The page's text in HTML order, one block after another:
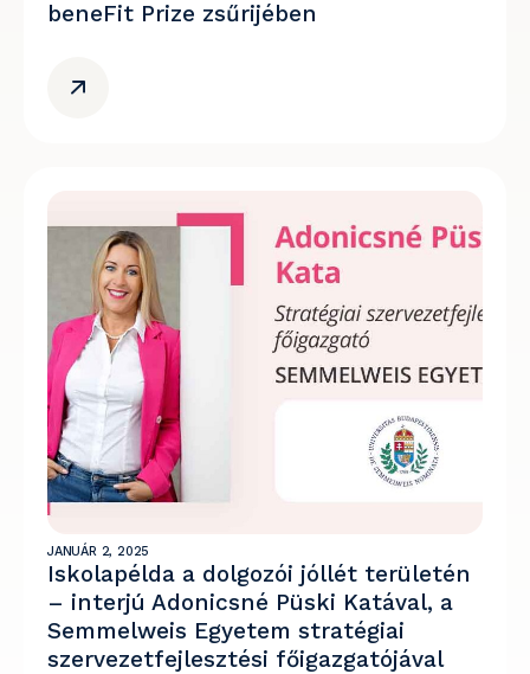
beneFit Prize zsűrijében
JANUÁR 2, 2025
Iskolapélda a dolgozói jóllét területén
– interjú Adonicsné Püski Katával, a
Semmelweis Egyetem stratégiai
szervezetfejlesztési főigazgatójával